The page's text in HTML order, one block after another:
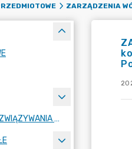
ZARZĄDZENIA
GMINNA KOMISJA ROZWIĄZYWANIA PROBLEMÓW ALKOHOLOWYCH